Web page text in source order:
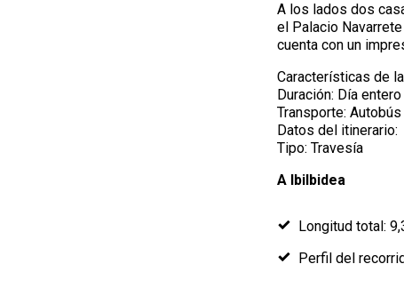
A los lados dos
el Palacio
cuenta con un
Características de
Duración: Día entero
Transporte: Autobús
Datos del itinerario:
Tipo: Travesía
A Ibilbidea
Longitud total:
Perfil del